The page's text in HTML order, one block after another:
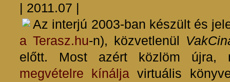
| 2011.07 |
Az interjú 2003-ban készült és
a Terasz.hu-n), közvetlenül
előtt. Most azért közlöm újra,
megvételre kínálja virtuális